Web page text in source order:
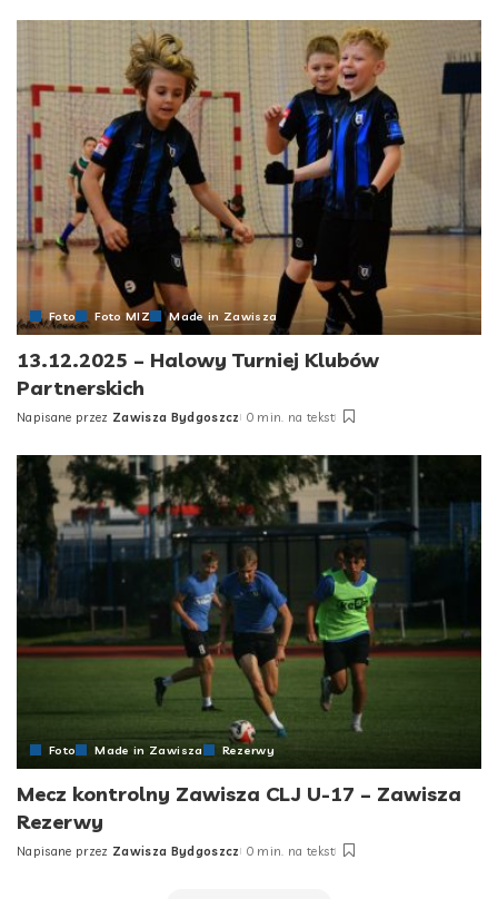
Foto Foto MIZ Made in Zawisza
13.12.2025 – Halowy Turniej Klubów
Partnerskich
Posted
Napisane przez Zawisza Bydgoszcz 0 min. na tekst
Foto Made in Zawisza Rezerwy
Mecz kontrolny Zawisza CLJ U-17 – Zawisza
Rezerwy
Posted
Napisane przez Zawisza Bydgoszcz 0 min. na tekst